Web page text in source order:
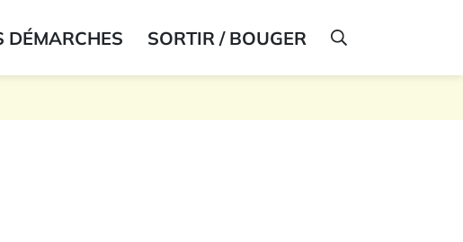
DÉMARCHES SORTIR / BOUGER AFFICHER LA